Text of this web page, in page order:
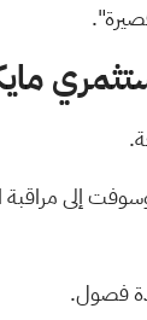
إلى مراقبة
فصول.